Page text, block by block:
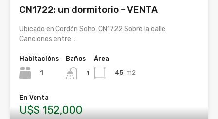
CN1722: un dormitorio – VENTA
Ubicado en Cordón Soho: CN1722 Sobre la calle
Canelones entre…
Habitacións
1
Baños
1
Área
45 m2
En Venta
U$S 152,000